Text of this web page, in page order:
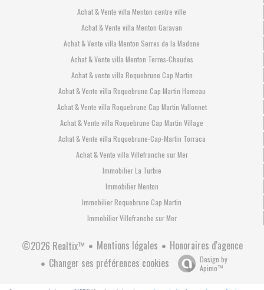
Achat & Vente villa Menton centre ville
Achat & Vente villa Menton Garavan
Achat & Vente villa Menton Serres de la Madone
Achat & Vente villa Menton Terres-Chaudes
Achat & vente villa Roquebrune Cap Martin
Achat & Vente villa Roquebrune Cap Martin Hameau
Achat & Vente villa Roquebrune Cap Martin Vallonnet
Achat & Vente villa Roquebrune Cap Martin Village
Achat & Vente villa Roquebrune-Cap-Martin Torraca
Achat & Vente villa Villefranche sur Mer
Immobilier La Turbie
Immobilier Menton
Immobilier Roquebrune Cap Martin
Immobilier Villefranche sur Mer
©2026 Realtix™ Mentions légales
Honoraires d'agence
Changer ses préférences cookies
Design by
Apimo™